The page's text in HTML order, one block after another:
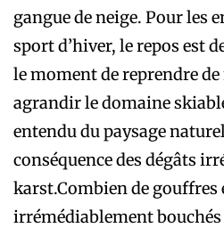
gangue de neige. Pour les
sport d’hiver, le repos est
le moment de reprendre
agrandir le domaine
entendu du paysage
conséquence des dégâts
karst.Combien de gouffres
irrémédiablement